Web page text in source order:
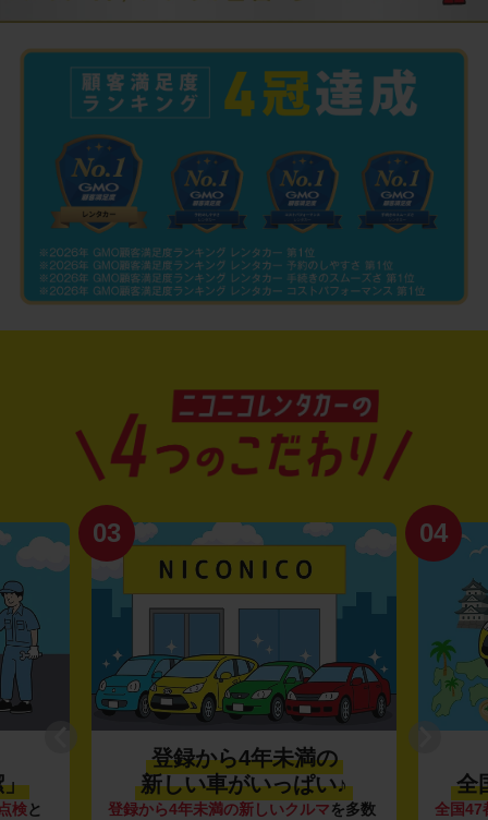
」
検と
03
登録から4年未満の
新しい車がいっぱい♪
登録から4年未満の新しいクルマを多数
04
全
全国47